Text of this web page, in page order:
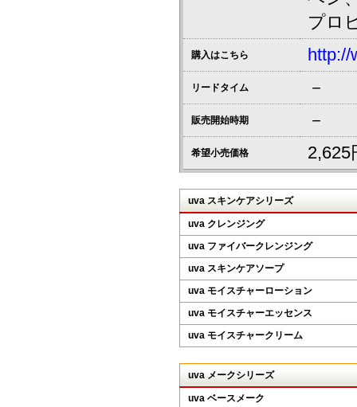
プロ
購入はこちら http://
リードタイム －
販売開始時期 －
希望小売価格 2,625
uva スキンケアシリーズ
uva クレンジング
uva ファイバークレンジング
uva スキンケアソープ
uva モイスチャーローション
uva モイスチャーエッセンス
uva モイスチャークリーム
uva メークシリーズ
uva ベースメーク